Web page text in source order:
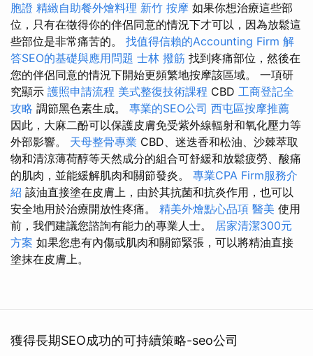
胞證 精緻自助餐外燴料理 新竹 按摩 如果你想治療這些部
位，只有在徵得你的伴侶同意的情況下才可以，因為放鬆這
些部位是非常痛苦的。 找值得信賴的Accounting Firm 解
答SEO的基礎與應用問題 士林 撥筋 找到疼痛部位，然後在
您的伴侶同意的情況下開始更頻繁地按摩該區域。 一項研
究顯示 護照申請流程 美式整復技術課程 CBD 工商登記全
攻略 調節黑色素生成。 專業的SEO公司 西屯區按摩推薦
因此，大麻二酚可以保護皮膚免受紫外線輻射和氧化壓力等
外部影響。 天母整骨專業 CBD、迷迭香和松油、沙棘萃取
物和清涼薄荷醇等天然成分的組合可舒緩和放鬆疲勞、酸痛
的肌肉，並能緩解肌肉和關節發炎。 專業CPA Firm服務介
紹 該油直接塗在皮膚上，由於其抗菌和抗炎作用，也可以
安全地用於治療開放性疼痛。 精美外燴點心品項 醫美 使用
前，我們建議您諮詢有能力的專業人士。 居家清潔300元
方案 如果您患有內傷或肌肉和關節緊張，可以將精油直接
塗抹在皮膚上。
獲得長期SEO成功的可持續策略-seo公司